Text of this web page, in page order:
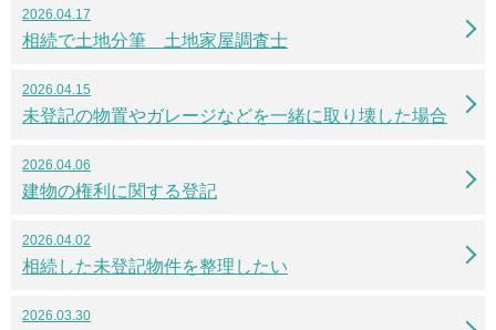
2026.04.17
相続で土地分筆 土地家屋調査士
2026.04.15
未登記の物置やガレージなどを一緒に取り壊した場合
2026.04.06
建物の権利に関する登記
2026.04.02
相続した未登記物件を整理したい
2026.03.30